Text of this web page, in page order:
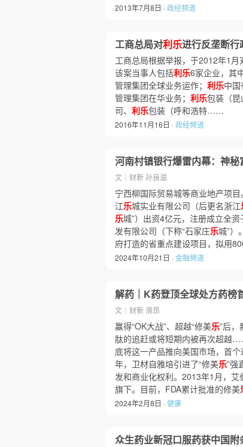
2013年7月8日 ·政经频道
工商总局对利乐进行反垄断
工商总局根据举报，于2012年1月
该案当事人包括利乐6家企业，其
管理集团全球业务运作； 利乐中
管理集团在华业务； 利乐包装（昆
司、 利乐包装（呼和浩特……
2016年11月16日 ·政经频道
河南村镇银行爆雷内幕：神
文｜财新 孙良滋
宁西柳国际贸易城等商业地产项
江乐城实业有限公司（后更名浙江
乐城”）出资4亿元，注册成立全
发有限公司（下称“石家庄乐城”）。
府打造的省重点建设项目，拟用
2024年10月21日 ·金融频道
解药｜K药登顶全球处方药榜
文｜财新 滑昂
赢得“OK大战”、超越“修美乐”后，
肽的追赶或将短期内被再次超越
底将这一产品推向美国市场，首
年，卫材自雅培引进了“修美乐”强
发和商业化权利。2013年1月，
旗下。目前，FDA累计批准的修美
2024年2月8日 ·健康
众生药业新冠口服药获中国附